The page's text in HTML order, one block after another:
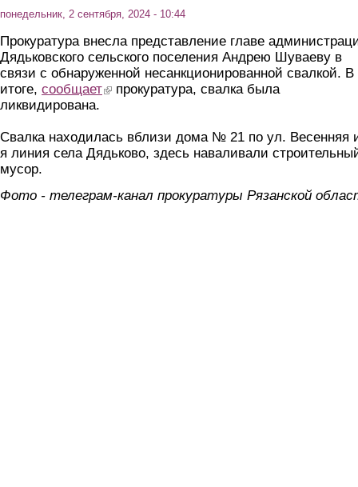
понедельник, 2 сентября, 2024 - 10:44
Прокуратура внесла представление главе
Дядьковского сельского поселения Андрею Шуваеву в
связи с обнаруженной несанкционированной свалкой. В
итоге, сообщает(link is external)
прокуратура, свалка была
ликвидирована.
Свалка находилась вблизи дома № 21 по ул. Весенняя
я линия села Дядьково, здесь наваливали
мусор.
Фото - телеграм-канал прокуратуры Рязанской